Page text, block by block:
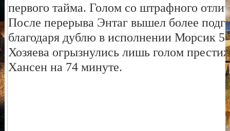
первого тайма. Голом со штрафного
После перерыва Энтаг вышел более
благодаря дублю в исполнении Морсик
Хозяева огрызнулись лишь голом
Хансен на 74 минуте.